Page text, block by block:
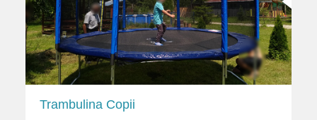
Trambulina Copii